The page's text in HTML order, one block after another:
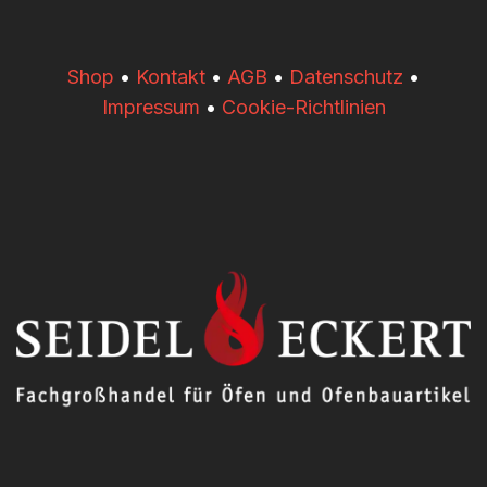
​​Shop • Kontakt • AGB • Datenschutz •
Impressum • Cookie-Richtlinien